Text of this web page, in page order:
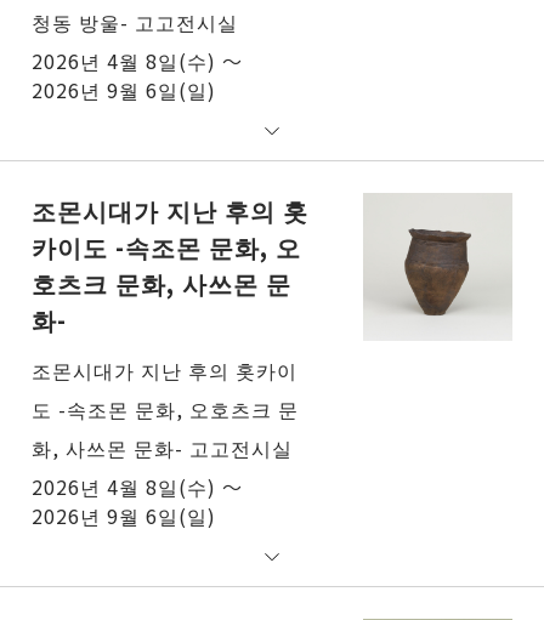
청동 방울- 고고전시실
2026년 4월 8일(수) ～
2026년 9월 6일(일)
조몬시대가 지난 후의 홋
카이도 -속조몬 문화, 오
호츠크 문화, 사쓰몬 문
화-
조몬시대가 지난 후의 홋카이
도 -속조몬 문화, 오호츠크 문
화, 사쓰몬 문화- 고고전시실
2026년 4월 8일(수) ～
2026년 9월 6일(일)